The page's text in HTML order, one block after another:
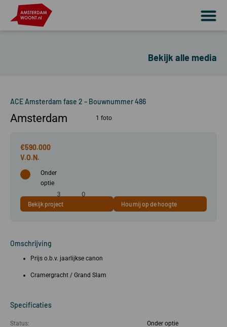
Bekijk alle media
ACE Amsterdam fase 2 – Bouwnummer 486
Amsterdam 1 foto
€590.000
Onder
optie
83 m²
3
kamer(s)
0
Bekijk project Hou mij op de hoogte
Omschrijving
Prijs o.b.v. jaarlijkse canon
Cramergracht / Grand Slam
Specificaties
Status: Onder optie